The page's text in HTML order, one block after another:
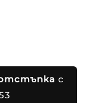
отстъпка с